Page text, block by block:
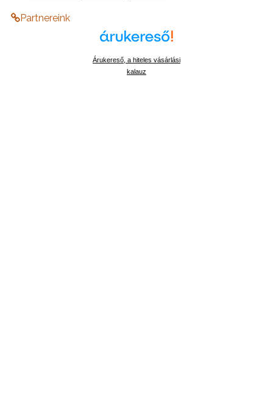
Partnereink
Árukereső, a hiteles vásárlási
kalauz